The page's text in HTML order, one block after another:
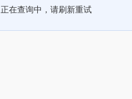
正在查询中，请刷新重试